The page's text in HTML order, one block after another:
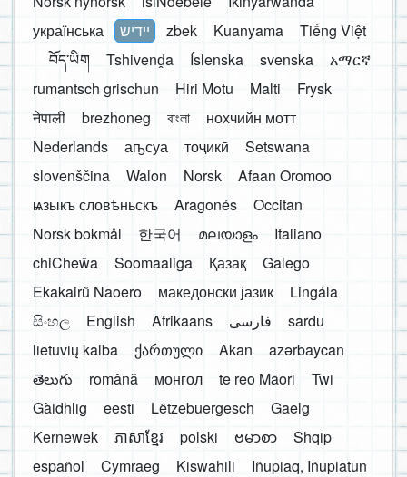
українська
ייִדיש zbek Kuanyama
Tiếng Việt
བོད་ཡིག
Tshivenḓa Íslenska svenska
አማርኛ
rumantsch grischun
Hiri Motu Malti
Frysk
नेपाली
brezhoneg বাংলা
нохчийн мотт
Nederlands
аҧсуа тоҷикӣ
Setswana
slovenščina
Walon Norsk
Afaan Oromoo
ѩзыкъ словѣньскъ
Aragonés
Occitan
Norsk bokmål
한국어 മലയാളം
Italiano
chiCheŵa
Soomaaliga Қазақ
Galego
Ekakairũ Naoero
македонски јазик
Lingála
සිංහල
English Afrikaans فارسی
sardu
lietuvių kalba
ქართული Akan
azərbaycan
తెలుగు
română монгол te reo Māori
Twi
Gàidhlig
eesti Lëtzebuergesch
Gaelg
Kernewek
ភាសាខ្មែរ polski ဗမာစာ
Shqip
español
Cymraeg Kiswahili
Iñupiaq, Iñupiatun